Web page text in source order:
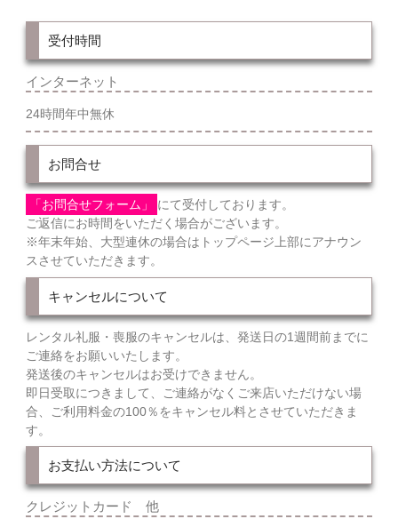
受付時間
インターネット
24時間年中無休
お問合せ
「お問合せフォーム」
にて受付しております。
ご返信にお時間をいただく場合がございます。
※年末年始、大型連休の場合はトップページ上部にアナウン
スさせていただきます。
キャンセルについて
レンタル礼服・喪服のキャンセルは、発送日の1週間前までに
ご連絡をお願いいたします。
発送後のキャンセルはお受けできません。
即日受取につきまして、ご連絡がなくご来店いただけない場
合、ご利用料金の100％をキャンセル料とさせていただきま
す。
お支払い方法について
クレジットカード 他